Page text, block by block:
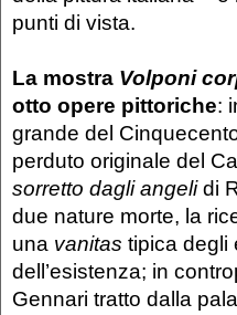
punti di vista.
La mostra Volponi
otto opere pittoriche:
grande del
perduto originale del
sorretto dagli angelidi
due nature morte, la
una vanitas tipica degli
dell’esistenza; in
Gennari tratto dalla